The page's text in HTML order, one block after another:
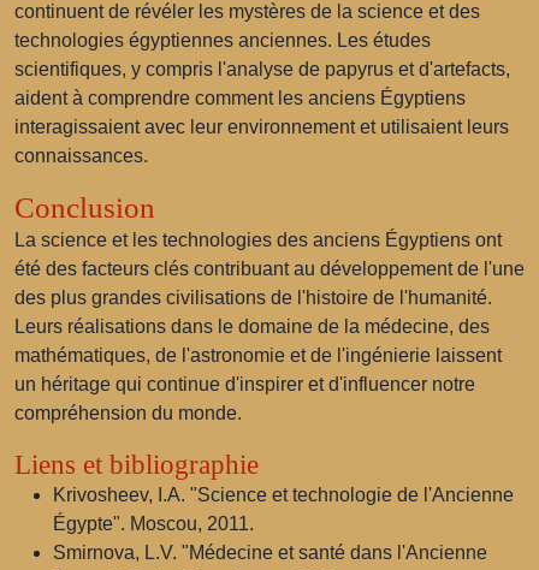
continuent de révéler les mystères de la science et des
technologies égyptiennes anciennes. Les études
scientifiques, y compris l'analyse de papyrus et d'artefacts,
aident à comprendre comment les anciens Égyptiens
interagissaient avec leur environnement et utilisaient leurs
connaissances.
Conclusion
La science et les technologies des anciens Égyptiens ont
été des facteurs clés contribuant au développement de l'une
des plus grandes civilisations de l'histoire de l'humanité.
Leurs réalisations dans le domaine de la médecine, des
mathématiques, de l'astronomie et de l'ingénierie laissent
un héritage qui continue d'inspirer et d'influencer notre
compréhension du monde.
Liens et bibliographie
Krivosheev, I.A. "Science et technologie de l'Ancienne
Égypte". Moscou, 2011.
Smirnova, L.V. "Médecine et santé dans l'Ancienne